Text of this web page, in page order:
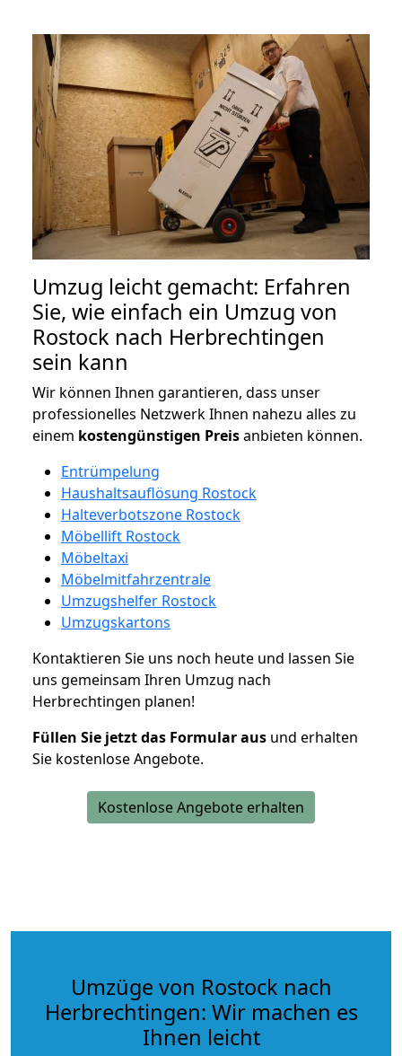
Umzug leicht gemacht: Erfahren
Sie, wie einfach ein Umzug von
Rostock nach Herbrechtingen
sein kann
Wir können Ihnen garantieren, dass unser
professionelles Netzwerk Ihnen nahezu alles zu
einem kostengünstigen Preisanbieten können.
Entrümpelung
Haushaltsauflösung Rostock
Halteverbotszone Rostock
Möbellift Rostock
Möbeltaxi
Möbelmitfahrzentrale
Umzugshelfer Rostock
Umzugskartons
Kontaktieren Sie uns noch heute und lassen Sie
uns gemeinsam Ihren Umzug nach
Herbrechtingen planen!
Füllen Sie jetzt das Formular aus und erhalten
Sie kostenlose Angebote.
Kostenlose Angebote erhalten
Umzüge von Rostock nach
Herbrechtingen: Wir machen es
Ihnen leicht